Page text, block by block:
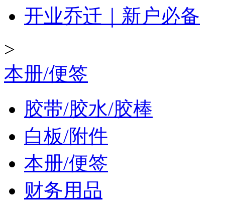
开业乔迁｜新户必备
>
本册/便签
胶带/胶水/胶棒
白板/附件
本册/便签
财务用品